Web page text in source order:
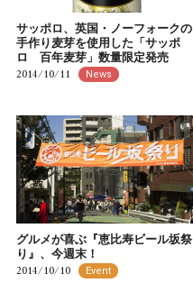
サッポロ、英国・ノーフォークの
手作り麦芽を使用した「サッポ
ロ 百年麦芽」数量限定発売
2014/10/11 News
グルメが喜ぶ『恵比寿ビール坂祭
り』、今週末！
2014/10/10 Event